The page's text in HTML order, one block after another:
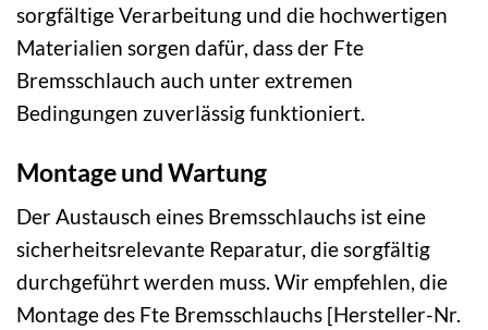
sorgfältige Verarbeitung und die hochwertigen
Materialien sorgen dafür, dass der Fte
Bremsschlauch auch unter extremen
Bedingungen zuverlässig funktioniert.
Montage und Wartung
Der Austausch eines Bremsschlauchs ist eine
sicherheitsrelevante Reparatur, die sorgfältig
durchgeführt werden muss. Wir empfehlen, die
Montage des Fte Bremsschlauchs [Hersteller-Nr.